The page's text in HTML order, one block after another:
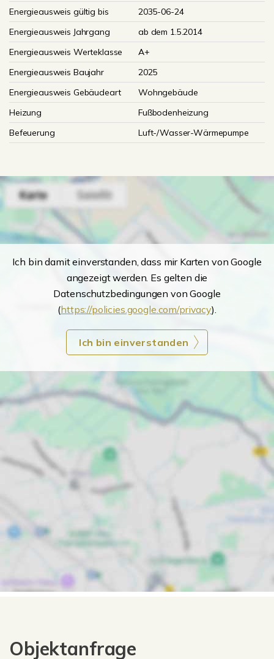
Energieausweis gültig bis
2035-06-24
Energieausweis Jahrgang
ab dem 1.5.2014
Energieausweis Werteklasse
A+
Energieausweis Baujahr
2025
Energieausweis Gebäudeart
Wohngebäude
Heizung
Fußbodenheizung
Befeuerung
Luft-/Wasser-Wärmepumpe
Ich bin damit einverstanden, dass mir Karten von Google
angezeigt werden. Es gelten die
Datenschutzbedingungen von Google
(https://policies.google.com/privacy).
Ich bin einverstanden
Objektanfrage